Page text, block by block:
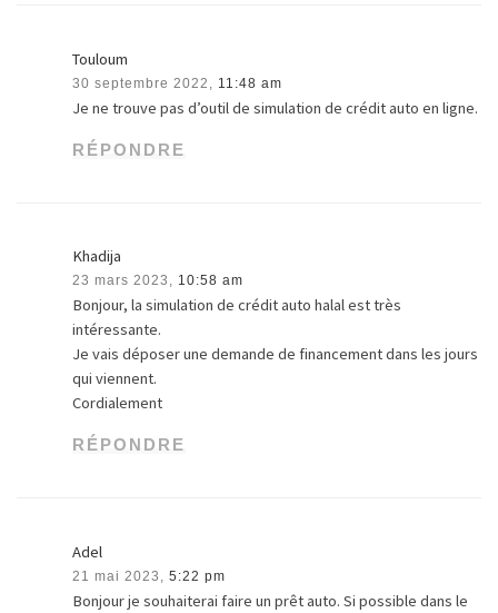
Touloum
30 septembre 2022, 11:48 am
Je ne trouve pas d’outil de simulation de crédit auto en ligne.
RÉPONDRE
Khadija
23 mars 2023, 10:58 am
Bonjour, la simulation de crédit auto halal est très
intéressante.
Je vais déposer une demande de financement dans les jours
qui viennent.
Cordialement
RÉPONDRE
Adel
21 mai 2023, 5:22 pm
Bonjour je souhaiterai faire un prêt auto. Si possible dans le